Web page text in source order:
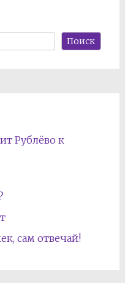
Поиск
Рублёво к
сам отвечай!